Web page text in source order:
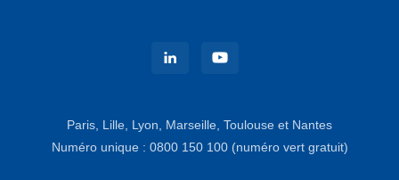
Paris, Lille, Lyon, Marseille, Toulouse et Nantes
Numéro unique : 0800 150 100 (numéro vert gratuit)